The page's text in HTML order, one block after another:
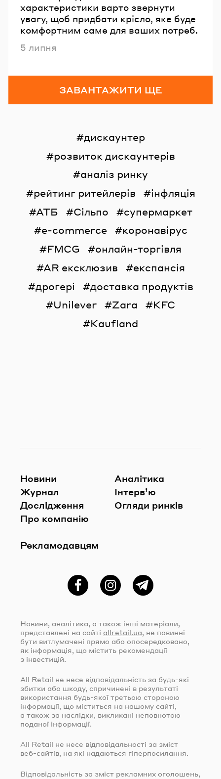
характеристики варто звернути
увагу, щоб придбати крісло, яке буде
комфортним саме для ваших потреб.
Опубліковано
5 липня
ЗАВАНТАЖИТИ ЩЕ
дискаунтер
розвиток дискаунтерів
аналіз ринку
рейтинг ритейлерів
інфляція
АТБ
Сільпо
супермаркет
e-commerce
коронавірус
FMCG
онлайн-торгівля
AR ексклюзив
експансія
дрогері
доставка продуктів
Unilever
Zara
KFC
Kaufland
Новини
Журнал
Дослідження
Про компанію
Рекламодавцям
Аналітика
Інтерв’ю
Огляди ринків
ФейсбукInstagramTelegram
Новини, аналітика, а також інші матеріали,
представлені на сайті allretail.ua, не повинні
бути витлумачені прямо або опосередковано,
як інформація, що містить рекомендації
з інвестицій.
All Retail не несе відповідальність за будь-які
збитки або шкоду, спричинені в результаті
використання будь-якої третьою стороною
інформації, що міститься на нашому сайті,
а також за наслідки, викликані неповнотою
поданої інформації.
All Retail не несе відповідальності за зміст
веб-сайтів, на які надаються гіперпосилання.
Відповідальність за зміст рекламних оголошень,